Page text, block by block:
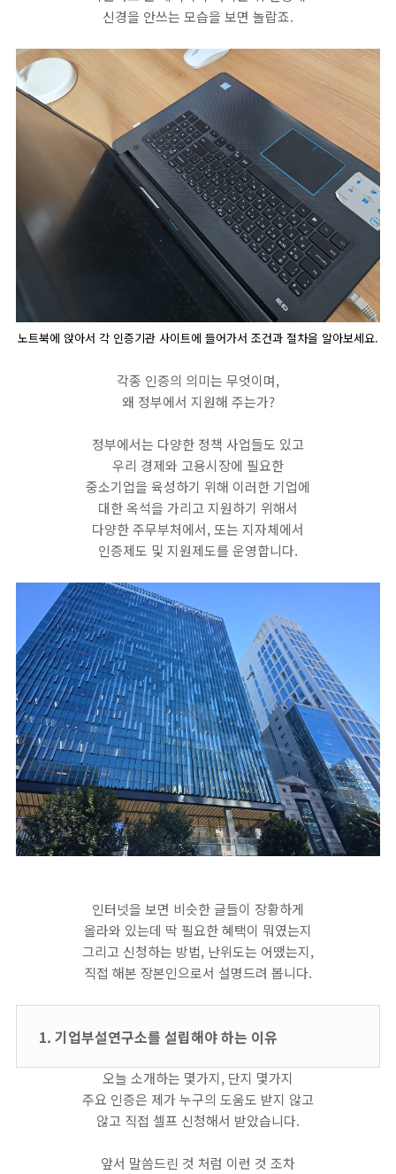
신경을 안쓰는 모습을 보면 놀랍죠.
노트북에 앉아서 각 인증기관 사이트에 들어가서 조건과 절차을 알아보세요.
각종 인증의 의미는 무엇이며,
왜 정부에서 지원해 주는가?
정부에서는 다양한 정책 사업들도 있고
우리 경제와 고용시장에 필요한
중소기업을 육성하기 위해 이러한 기업에
대한 옥석을 가리고 지원하기 위해서
다양한 주무부처에서, 또는 지자체에서
인증제도 및 지원제도를 운영합니다.
​인터넷을 보면 비슷한 글들이 장황하게
올라와 있는데 딱 필요한 혜택이 뭐였는지
그리고 신청하는 방법, 난위도는 어땠는지,
직접 해본 장본인으로서 설명드려 봅니다.
1. 기업부설연구소를 설립해야 하는 이유
오늘 소개하는 몇가지, 단지 몇가지
주요 인증은 제가 누구의 도움도 받지 않고
않고 직접 셀프 신청해서 받았습니다.
​앞서 말씀드린 것 처럼 이런 것 조차